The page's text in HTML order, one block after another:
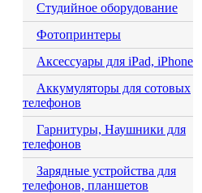
Студийное оборудование
Фотопринтеры
Аксессуары для iPad, iPhone
Аккумуляторы для сотовых
телефонов
Гарнитуры, Наушники для
телефонов
Зарядные устройства для
телефонов, планшетов